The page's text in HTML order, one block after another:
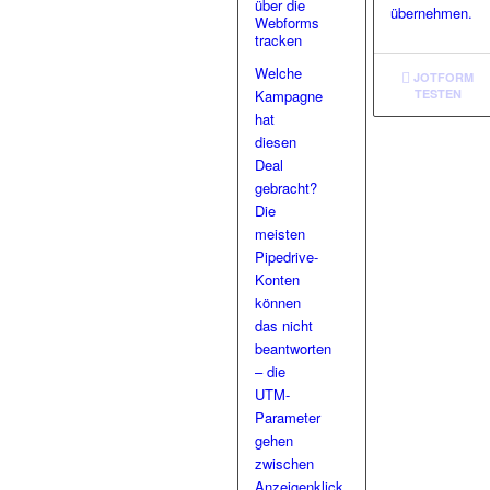
über die
Webforms
tracken
Welche
Kampagne
hat
diesen
Deal
gebracht?
Die
meisten
Pipedrive-
Konten
können
das nicht
beantworten
– die
UTM-
Parameter
gehen
zwischen
übernehmen.
JOTFORM
TESTEN